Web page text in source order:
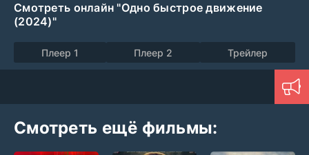
Смотреть онлайн "Одно быстрое движение
(2024)"
Плеер 1 Плеер 2 Трейлер
Смотреть ещё фильмы: